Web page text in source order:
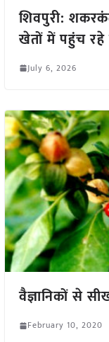
शिवपुरी:
खेतों में पहुंच रहे
July 6, 2026
वैज्ञानिकों से
February 10, 2020